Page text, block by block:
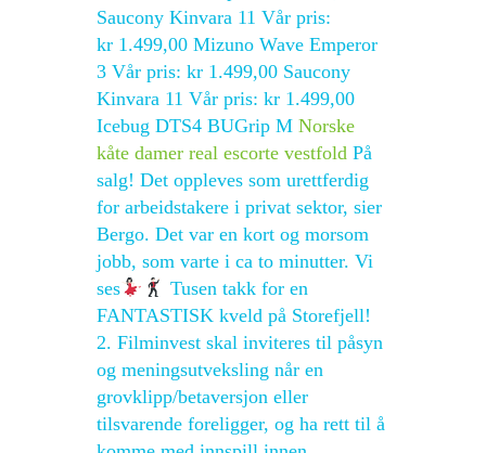
Saucony Kinvara 11 Vår pris:
kr 1.499,00 Mizuno Wave Emperor
3 Vår pris: kr 1.499,00 Saucony
Kinvara 11 Vår pris: kr 1.499,00
Icebug DTS4 BUGrip M Norske
kåte damer real escorte vestfold På
salg! Det oppleves som urettferdig
for arbeidstakere i privat sektor, sier
Bergo. Det var en kort og morsom
jobb, som varte i ca to minutter. Vi
ses
Tusen takk for en
FANTASTISK kveld på Storefjell!
2. Filminvest skal inviteres til påsyn
og meningsutveksling når en
grovklipp/betaversjon eller
tilsvarende foreligger, og ha rett til å